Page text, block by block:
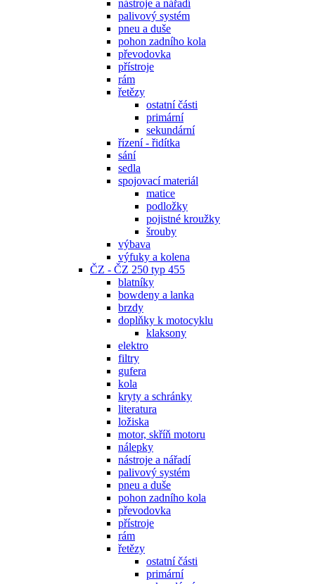
nástroje a nářadí
palivový systém
pneu a duše
pohon zadního kola
převodovka
přístroje
rám
řetězy
ostatní části
primární
sekundární
řízení - řidítka
sání
sedla
spojovací materiál
matice
podložky
pojistné kroužky
šrouby
výbava
výfuky a kolena
ČZ - ČZ 250 typ 455
blatníky
bowdeny a lanka
brzdy
doplňky k motocyklu
klaksony
elektro
filtry
gufera
kola
kryty a schránky
literatura
ložiska
motor, skříň motoru
nálepky
nástroje a nářadí
palivový systém
pneu a duše
pohon zadního kola
převodovka
přístroje
rám
řetězy
ostatní části
primární